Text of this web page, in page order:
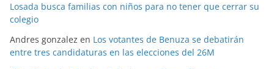
Losada busca familias con niños para no tener que cerrar su
colegio
Andres gonzalez en Los votantes de Benuza se debatirán
entre tres candidaturas en las elecciones del 26M